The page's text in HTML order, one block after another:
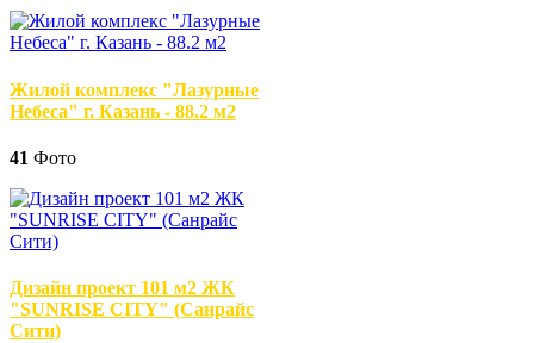
Жилой комплекс "Лазурные
Небеса" г. Казань - 88.2 м2
41 Фото
Дизайн проект 101 м2 ЖК
"SUNRISE CITY" (Санрайс
Сити)